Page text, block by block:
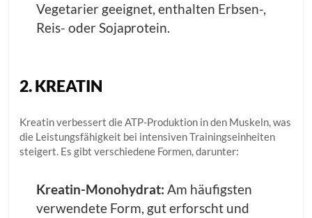
Vegetarier geeignet, enthalten Erbsen-,
Reis- oder Sojaprotein.
2. KREATIN
Kreatin verbessert die ATP-Produktion in den Muskeln, was
die Leistungsfähigkeit bei intensiven Trainingseinheiten
steigert. Es gibt verschiedene Formen, darunter:
Kreatin-Monohydrat: Am häufigsten
verwendete Form, gut erforscht und